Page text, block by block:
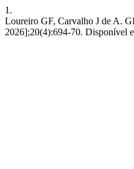
1.
Loureiro GF, Carvalho J de A.
2026];20(4):694-70. Disponível